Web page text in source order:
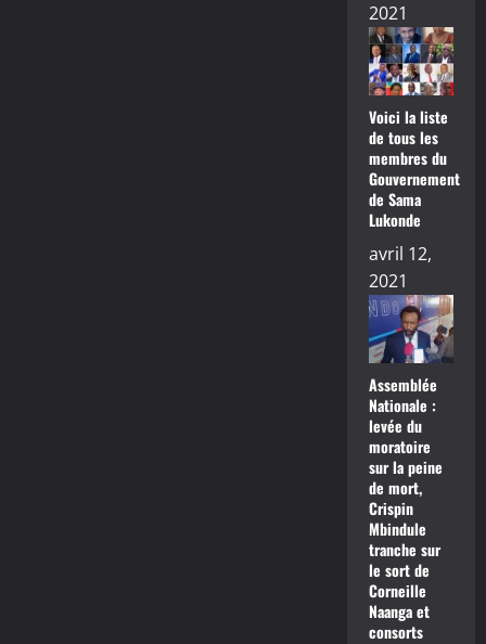
2021
Voici la liste
de tous les
membres du
Gouvernement
de Sama
Lukonde
avril 12,
2021
Assemblée
Nationale :
levée du
moratoire
sur la peine
de mort,
Crispin
Mbindule
tranche sur
le sort de
Corneille
Naanga et
consorts